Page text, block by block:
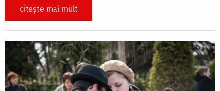
citește mai mult